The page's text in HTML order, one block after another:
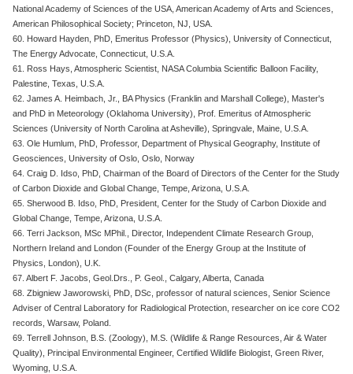
National Academy of Sciences of the USA, American Academy of Arts and Sciences,
American Philosophical Society; Princeton, NJ, USA.
60. Howard Hayden, PhD, Emeritus Professor (Physics), University of Connecticut,
The Energy Advocate, Connecticut, U.S.A.
61. Ross Hays, Atmospheric Scientist, NASA Columbia Scientific Balloon Facility,
Palestine, Texas, U.S.A.
62. James A. Heimbach, Jr., BA Physics (Franklin and Marshall College), Master's
and PhD in Meteorology (Oklahoma University), Prof. Emeritus of Atmospheric
Sciences (University of North Carolina at Asheville), Springvale, Maine, U.S.A.
63. Ole Humlum, PhD, Professor, Department of Physical Geography, Institute of
Geosciences, University of Oslo, Oslo, Norway
64. Craig D. Idso, PhD, Chairman of the Board of Directors of the Center for the Study
of Carbon Dioxide and Global Change, Tempe, Arizona, U.S.A.
65. Sherwood B. Idso, PhD, President, Center for the Study of Carbon Dioxide and
Global Change, Tempe, Arizona, U.S.A.
66. Terri Jackson, MSc MPhil., Director, Independent Climate Research Group,
Northern Ireland and London (Founder of the Energy Group at the Institute of
Physics, London), U.K.
67. Albert F. Jacobs, Geol.Drs., P. Geol., Calgary, Alberta, Canada
68. Zbigniew Jaworowski, PhD, DSc, professor of natural sciences, Senior Science
Adviser of Central Laboratory for Radiological Protection, researcher on ice core CO2
records, Warsaw, Poland.
69. Terrell Johnson, B.S. (Zoology), M.S. (Wildlife & Range Resources, Air & Water
Quality), Principal Environmental Engineer, Certified Wildlife Biologist, Green River,
Wyoming, U.S.A.